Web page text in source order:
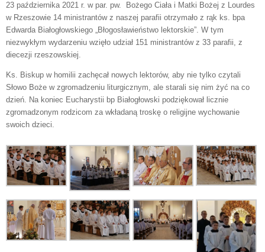
23 października 2021 r. w par. pw. Bożego Ciała i Matki Bożej z Lourdes
w Rzeszowie 14 ministrantów z naszej parafii otrzymało z rąk ks. bpa
Edwarda Białogłowskiego „Błogosławieństwo lektorskie”. W tym
niezwykłym wydarzeniu wzięło udział 151 ministrantów z 33 parafii, z
diecezji rzeszowskiej.
Ks. Biskup w homilii zachęcał nowych lektorów, aby nie tylko czytali
Słowo Boże w zgromadzeniu liturgicznym, ale starali się nim żyć na co
dzień. Na koniec Eucharystii bp Białogłowski podziękował licznie
zgromadzonym rodzicom za wkładaną troskę o religijne wychowanie
swoich dzieci.